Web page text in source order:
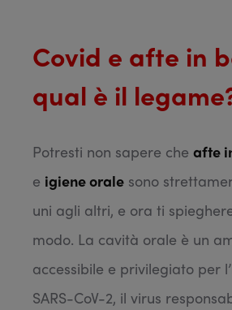
Covid e afte in
qual è il
Potresti non sapere che afte
e igiene orale sono
uni agli altri, e ora ti
modo. La cavità orale è un
accessibile e privilegiato per
SARS-CoV-2, il virus